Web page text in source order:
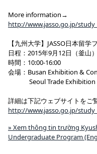
More information→
http://www.jasso.go.jp/
【九州大学】JASSO日本留学
日程：2015年9月12日（釜山
時間：10:00-16:00
会場：Busan Exhibition &
Seoul Trade Exhibition
詳細は下記ウェブサイトをご
http://www.jasso.go.jp/
» Xem thông tin trường
Undergraduate Program